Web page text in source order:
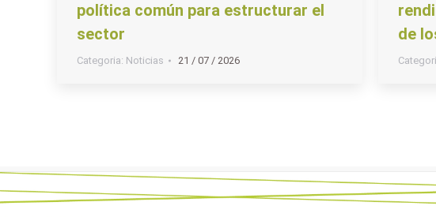
política común para estructurar el
sector
Categoria: Noticias 21 / 07 / 2026
de